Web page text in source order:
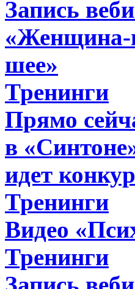
Запись
«Женщина-
шее»
Тренинги
Прямо
в
идет
Тренинги
Видео
Тренинги